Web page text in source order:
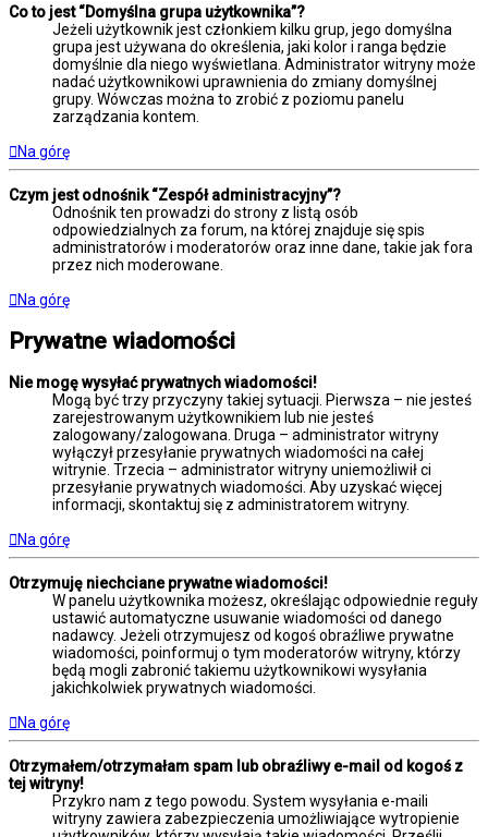
Co to jest “Domyślna grupa użytkownika”?
Jeżeli użytkownik jest członkiem kilku grup, jego domyślna
grupa jest używana do określenia, jaki kolor i ranga będzie
domyślnie dla niego wyświetlana. Administrator witryny może
nadać użytkownikowi uprawnienia do zmiany domyślnej
grupy. Wówczas można to zrobić z poziomu panelu
zarządzania kontem.
Na górę
Czym jest odnośnik “Zespół administracyjny”?
Odnośnik ten prowadzi do strony z listą osób
odpowiedzialnych za forum, na której znajduje się spis
administratorów i moderatorów oraz inne dane, takie jak fora
przez nich moderowane.
Na górę
Prywatne wiadomości
Nie mogę wysyłać prywatnych wiadomości!
Mogą być trzy przyczyny takiej sytuacji. Pierwsza – nie jesteś
zarejestrowanym użytkownikiem lub nie jesteś
zalogowany/zalogowana. Druga – administrator witryny
wyłączył przesyłanie prywatnych wiadomości na całej
witrynie. Trzecia – administrator witryny uniemożliwił ci
przesyłanie prywatnych wiadomości. Aby uzyskać więcej
informacji, skontaktuj się z administratorem witryny.
Na górę
Otrzymuję niechciane prywatne wiadomości!
W panelu użytkownika możesz, określając odpowiednie reguły
ustawić automatyczne usuwanie wiadomości od danego
nadawcy. Jeżeli otrzymujesz od kogoś obraźliwe prywatne
wiadomości, poinformuj o tym moderatorów witryny, którzy
będą mogli zabronić takiemu użytkownikowi wysyłania
jakichkolwiek prywatnych wiadomości.
Na górę
Otrzymałem/otrzymałam spam lub obraźliwy e-mail od kogoś z
tej witryny!
Przykro nam z tego powodu. System wysyłania e-maili
witryny zawiera zabezpieczenia umożliwiające wytropienie